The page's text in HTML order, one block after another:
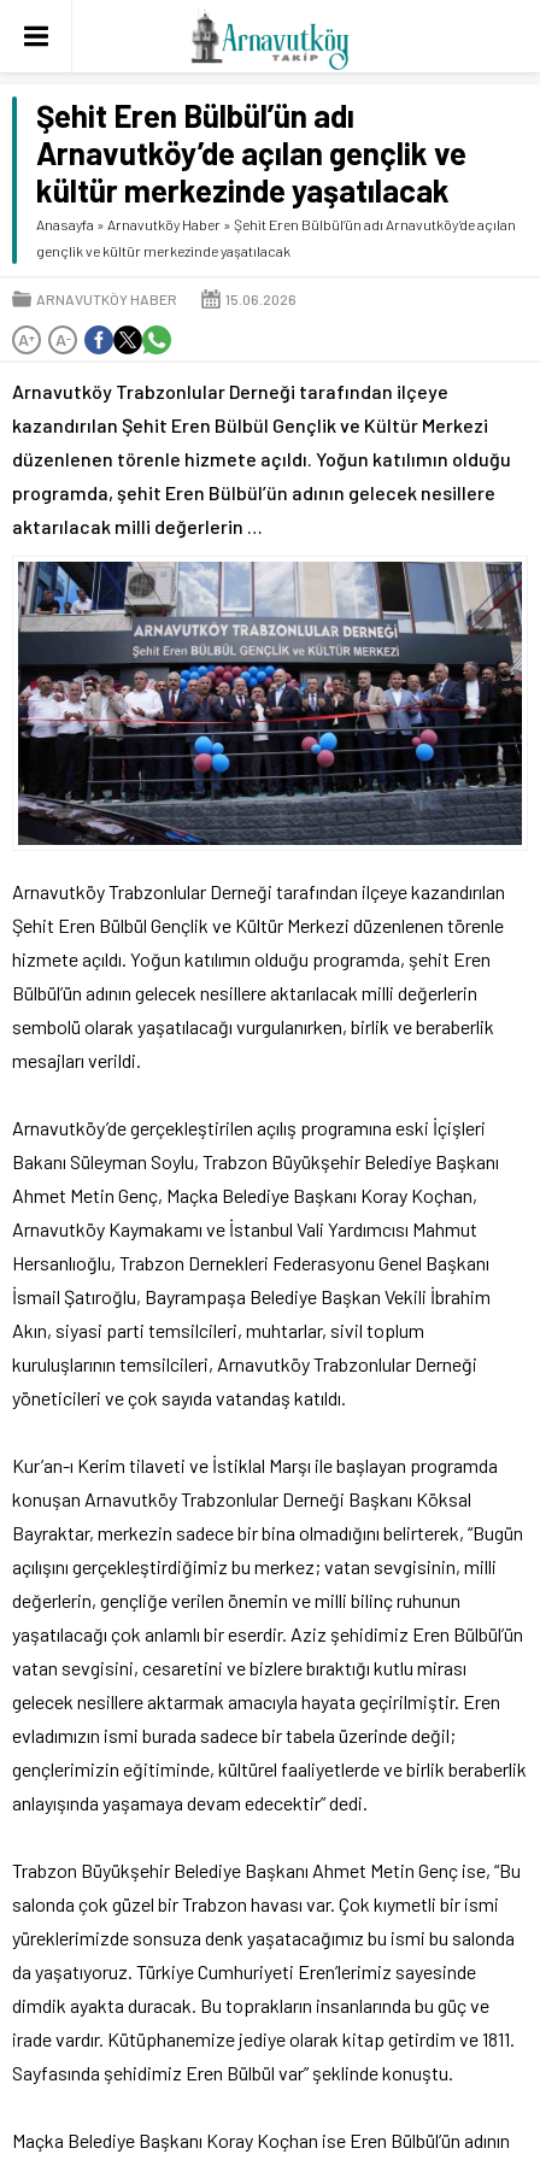
Şehit Eren Bülbül’ün adı
Arnavutköy’de açılan gençlik ve
kültür merkezinde yaşatılacak
Anasayfa » Arnavutköy Haber » Şehit Eren Bülbül’ün adı Arnavutköy’de açılan
gençlik ve kültür merkezinde yaşatılacak
ARNAVUTKÖY HABER 15.06.2026
A+ A-
Arnavutköy Trabzonlular Derneği tarafından ilçeye
kazandırılan Şehit Eren Bülbül Gençlik ve Kültür Merkezi
düzenlenen törenle hizmete açıldı. Yoğun katılımın olduğu
programda, şehit Eren Bülbül’ün adının gelecek nesillere
aktarılacak milli değerlerin …
Arnavutköy Trabzonlular Derneği tarafından ilçeye kazandırılan
Şehit Eren Bülbül Gençlik ve Kültür Merkezi düzenlenen törenle
hizmete açıldı. Yoğun katılımın olduğu programda, şehit Eren
Bülbül’ün adının gelecek nesillere aktarılacak milli değerlerin
sembolü olarak yaşatılacağı vurgulanırken, birlik ve beraberlik
mesajları verildi.
Arnavutköy’de gerçekleştirilen açılış programına eski İçişleri
Bakanı Süleyman Soylu, Trabzon Büyükşehir Belediye Başkanı
Ahmet Metin Genç, Maçka Belediye Başkanı Koray Koçhan,
Arnavutköy Kaymakamı ve İstanbul Vali Yardımcısı Mahmut
Hersanlıoğlu, Trabzon Dernekleri Federasyonu Genel Başkanı
İsmail Şatıroğlu, Bayrampaşa Belediye Başkan Vekili İbrahim
Akın, siyasi parti temsilcileri, muhtarlar, sivil toplum
kuruluşlarının temsilcileri, Arnavutköy Trabzonlular Derneği
yöneticileri ve çok sayıda vatandaş katıldı.
Kur’an-ı Kerim tilaveti ve İstiklal Marşı ile başlayan programda
konuşan Arnavutköy Trabzonlular Derneği Başkanı Köksal
Bayraktar, merkezin sadece bir bina olmadığını belirterek, “Bugün
açılışını gerçekleştirdiğimiz bu merkez; vatan sevgisinin, milli
değerlerin, gençliğe verilen önemin ve milli bilinç ruhunun
yaşatılacağı çok anlamlı bir eserdir. Aziz şehidimiz Eren Bülbül’ün
vatan sevgisini, cesaretini ve bizlere bıraktığı kutlu mirası
gelecek nesillere aktarmak amacıyla hayata geçirilmiştir. Eren
evladımızın ismi burada sadece bir tabela üzerinde değil;
gençlerimizin eğitiminde, kültürel faaliyetlerde ve birlik beraberlik
anlayışında yaşamaya devam edecektir” dedi.
Trabzon Büyükşehir Belediye Başkanı Ahmet Metin Genç ise, “Bu
salonda çok güzel bir Trabzon havası var. Çok kıymetli bir ismi
yüreklerimizde sonsuza denk yaşatacağımız bu ismi bu salonda
da yaşatıyoruz. Türkiye Cumhuriyeti Eren’lerimiz sayesinde
dimdik ayakta duracak. Bu toprakların insanlarında bu güç ve
irade vardır. Kütüphanemize jediye olarak kitap getirdim ve 1811.
Sayfasında şehidimiz Eren Bülbül var” şeklinde konuştu.
Maçka Belediye Başkanı Koray Koçhan ise Eren Bülbül’ün adının